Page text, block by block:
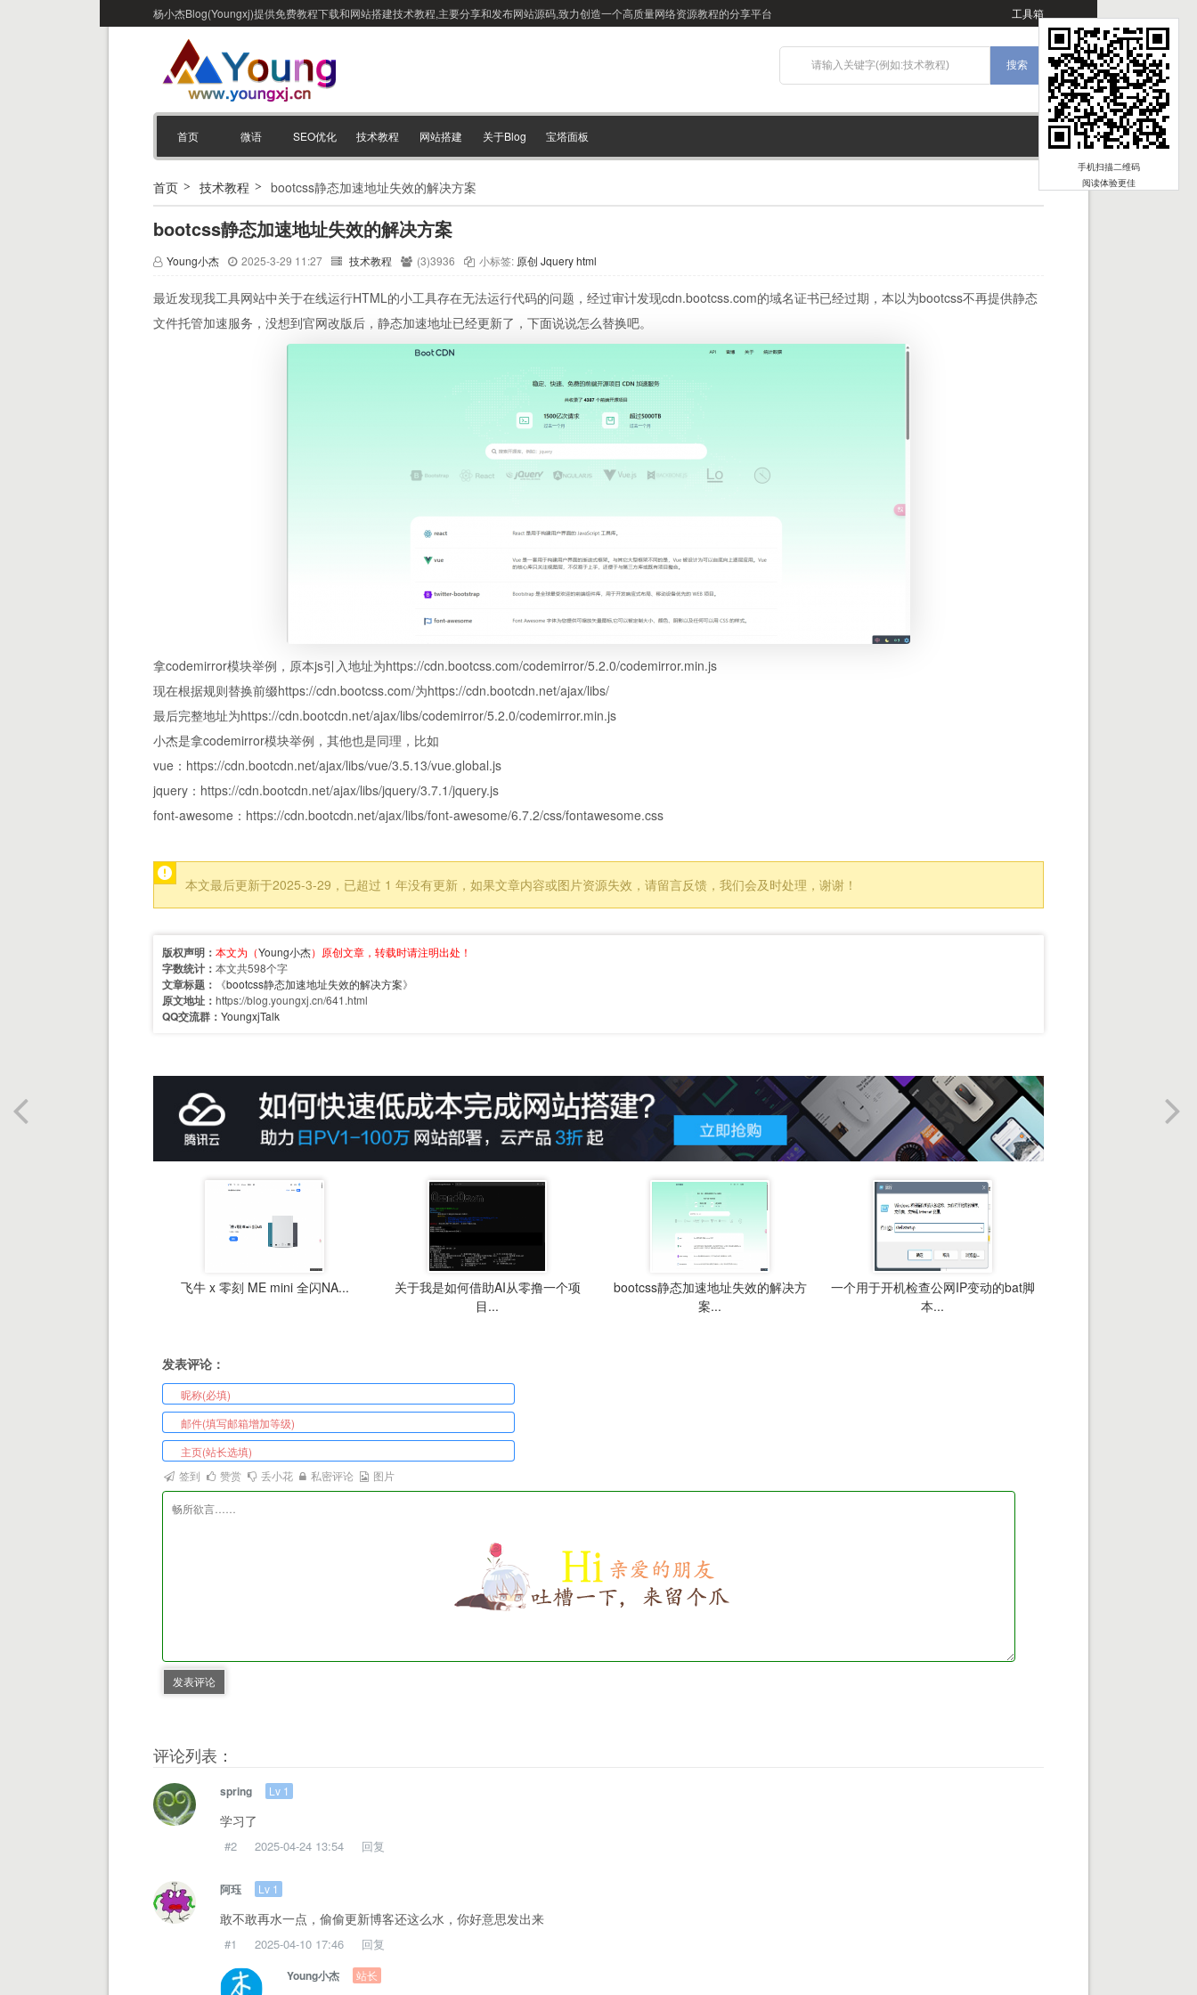
杨小杰Blog(Youngxj)提供免费教程下载和网站搭建技术教程,主要分享和发布网站源码,致力创造一个高质量网络资源教程的分享平台 工具箱
首页 微语 SEO优化 技术教程 网站搭建 关于Blog 宝塔面板
首页 技术教程 bootcss静态加速地址失效的解决方案
bootcss静态加速地址失效的解决方案
Young小杰 2025-3-29 11:27 技术教程 (3)3936 小标签: 原创 Jqueryhtml
最近发现我工具网站中关于在线运行HTML的小工具存在无法运行代码的问题，经过审计发现cdn.bootcss.com的域名证书已经过期，本以为bootcss不再提供静态
文件托管加速服务，没想到官网改版后，静态加速地址已经更新了，下面说说怎么替换吧。
拿codemirror模块举例，原本js引入地址为https://cdn.bootcss.com/codemirror/5.2.0/codemirror.min.js
现在根据规则替换前缀https://cdn.bootcss.com/为https://cdn.bootcdn.net/ajax/libs/
最后完整地址为https://cdn.bootcdn.net/ajax/libs/codemirror/5.2.0/codemirror.min.js
小杰是拿codemirror模块举例，其他也是同理，比如
vue：https://cdn.bootcdn.net/ajax/libs/vue/3.5.13/vue.global.js
jquery：https://cdn.bootcdn.net/ajax/libs/jquery/3.7.1/jquery.js
font-awesome：https://cdn.bootcdn.net/ajax/libs/font-awesome/6.7.2/css/fontawesome.css
本文最后更新于2025-3-29，已超过 1 年没有更新，如果文章内容或图片资源失效，请留言反馈，我们会及时处理，谢谢！
版权声明： 本文为（Young小杰）原创文章，转载时请注明出处！
字数统计： 本文共598个字
文章标题： 《bootcss静态加速地址失效的解决方案》
原文地址： https://blog.youngxj.cn/641.html
QQ交流群： YoungxjTalk
飞牛 x 零刻 ME mini 全闪NA...
关于我是如何借助AI从零撸一个项
目...
bootcss静态加速地址失效的解决方
案...
一个用于开机检查公网IP变动的bat脚
本...
发表评论：
签到 赞赏 丢小花 私密评论 图片
发表评论
评论列表：
spring Lv 1
学习了
#2 2025-04-24 13:54 回复
阿珏 Lv 1
敢不敢再水一点，偷偷更新博客还这么水，你好意思发出来
#1 2025-04-10 17:46 回复
Young小杰 站长
手机扫描二维码
阅读体验更佳